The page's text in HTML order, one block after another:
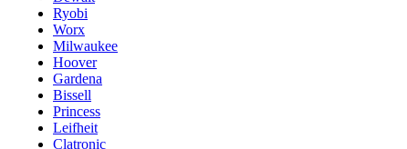
Ryobi
Worx
Milwaukee
Hoover
Gardena
Bissell
Princess
Leifheit
Clatronic